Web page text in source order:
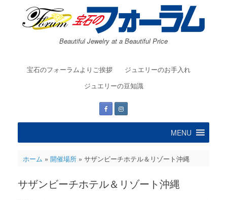
Beautiful Jewelry at a Beautiful Price
宝石のフォーラムよりご挨拶
ジュエリーのお手入れ
ジュエリーの豆知識
MENU
ホーム » 開催場所» サザンビーチホテル＆リゾート沖縄
サザンビーチホテル＆リゾート沖縄